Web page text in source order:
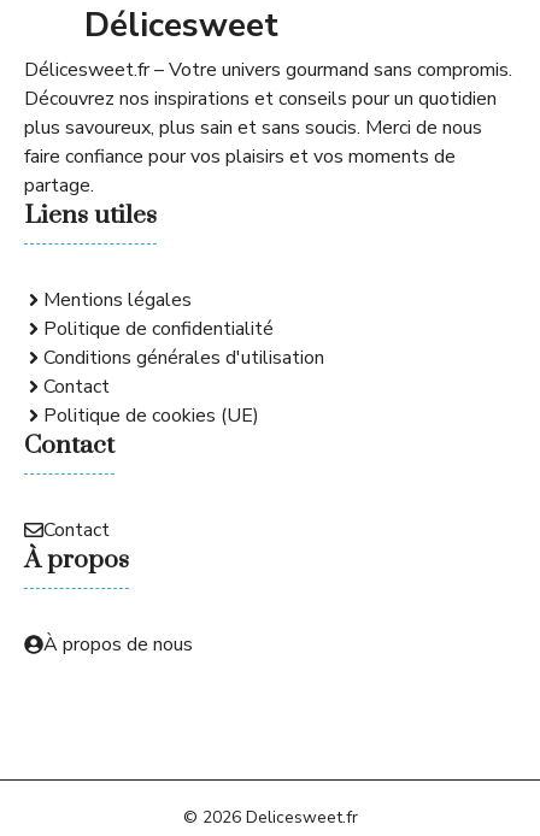
Délicesweet
Délicesweet.fr – Votre univers gourmand sans compromis.
Découvrez nos inspirations et conseils pour un quotidien
plus savoureux, plus sain et sans soucis. Merci de nous
faire confiance pour vos plaisirs et vos moments de
partage.
Liens utiles
Mentions légales
Politique de confidentialité
Conditions générales d'utilisation
Contact
Politique de cookies (UE)
Contact
Contact
À propos
À propos de nous
© 2026 Delicesweet.fr